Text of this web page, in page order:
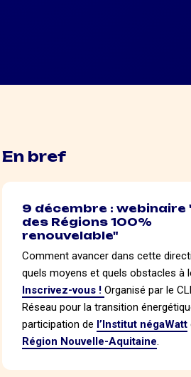
En bref
9 décembre : webinaire
des Régions 100%
renouvelable"
Comment avancer dans cette
quels moyens et quels obstacles à
Inscrivez-vous ! Organisé par le
Réseau pour la transition
participation de l’Institut négaWatt
Région Nouvelle-Aquitaine.